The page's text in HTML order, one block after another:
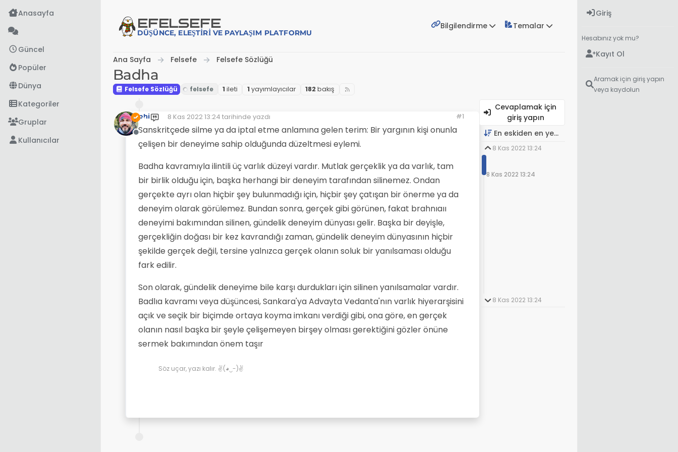
İçeriğe atla
Anasayfa
Güncel
Popüler
Dünya
Kategoriler
Gruplar
Kullanıcılar
EFELSEFE
DÜŞÜNCE, ELEŞTIRI VE PAYLAŞIM PLATFORMU
Bilgilendirme Temalar
Ana Sayfa Felsefe Felsefe Sözlüğü
Badha
Felsefe Sözlüğü 1i̇leti 1yayımlayıcılar 182bakış
Çevrimdışı
phi 8 Kas 2022 13:24 tarihinde yazdı
Son düzenleyen:
#1
Sanskritçede silme ya da iptal etme anlamına gelen terim: Bir yargının kişi onunla
çelişen bir deneyime sahip olduğunda düzeltmesi eylemi.
Badha kavramıyla ilintili üç varlık düzeyi vardır. Mutlak gerçeklik ya da varlık, tam
bir birlik olduğu için, başka herhangi bir deneyim tarafından silinemez. Ondan
gerçekte ayrı olan hiçbir şey bulunmadığı için, hiçbir şey çatışan bir önerme ya da
deneyim olarak görülemez. Bundan sonra, gerçek gibi görünen, fakat brahnıaıı
deneyimi bakımından silinen, gündelik deneyim dünyası gelir. Başka bir deyişle,
gerçekliğin doğası bir kez kavrandığı zaman, gündelik deneyim dünyasının hiçbir
şekilde gerçek değil, tersine yalnızca gerçek olanın soluk bir yanılsaması olduğu
fark edilir.
Son olarak, gündelik deneyime bile karşı durdukları için silinen yanılsamalar vardır.
Badlıa kavramı veya düşüncesi, Sankara'ya Advayta Vedanta'nın varlık hiyerarşisini
açık ve seçik bir biçimde ortaya koyma imkanı verdiği gibi, ona göre, en gerçek
olanın nasıl başka bir şeyle çelişemeyen birşey olması gerektiğini gözler önüne
sermek bakımından önem taşır
Söz uçar, yazı kalır. ✌(◕‿-)✌
Cevaplamak için
giriş yapın
En eskiden en yeniye
8 Kas 2022 13:24
8 Kas 2022 13:24
8 Kas 2022 13:24
Giriş
Hesabınız yok mu?
Kayıt Ol
Aramak için giriş yapın
veya kaydolun